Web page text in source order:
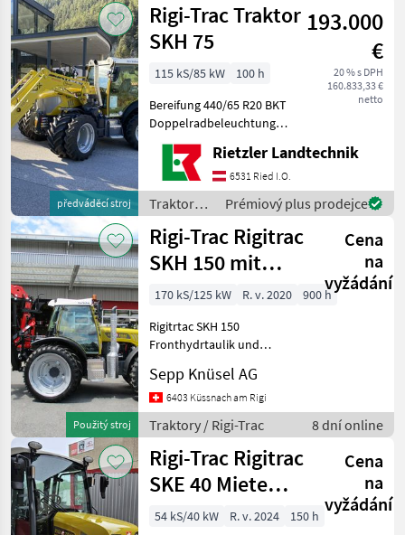
Kategorie 4 Země Filtry
AKTUÁLNÍ
CESTA
poľnohospodárska
technika
Traktory
Tradicny
Traktor
Rigi
Trac
VYBRAT
KATEGORII
Rigi-Trac
John Deere
Fendt
New Holland
Steyr
Claas
Obnovit
Zobrazit
výsledků
předváděcí stroj
Rigi-Trac Traktor
SKH 75
193.000
€
20 % s DPH
160.833,33 €
netto
115 kS/85 kW
100 h
Bereifung 440/65 R20 BKT
Doppelradbeleuchtung
aufklappbar Front:
Fronthydraulik mit
Geräteentlastung
Frontzapfwelle 1000U/min
links Fronthydraulik Kat. II
1x D
Rietzler Landtechnik
6531 Ried I.O.
Traktory /
Rigi-Trac
Prémiový plus prodejce
Použitý stroj
Rigi-Trac Rigitrac
SKH 150 mit
Kran
Cena
na
vyžádání
170 kS/125 kW R. v. 2020
900 h
Rigitrtac SKH 150
Fronthydrtaulik und
R 30 mit Doppelrad 230/95
R 42 1 Paar Traktor Twinn
Kran und Transportgestell
Aufbau für
Sepp Knüsel AG
6403 Küssnach am Rigi
Traktory / Rigi-Trac 8 dní online
Rigi-Trac Rigitrac
SKE 40 Miete
Winterdienst
Cena
na
vyžádání
54 kS/40 kW R. v. 2024
150 h